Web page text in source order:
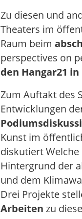
Zu diesen und
Theaters im
Raum beim
perspectives on
den Hangar21
Zum Auftakt des
Entwicklungen
Kunst im
diskutiert
Hintergrund der
und dem
Drei Projekte
Arbeiten zu